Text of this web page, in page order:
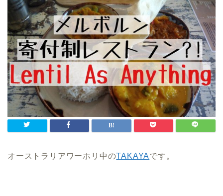
オーストラリアワーホリ中のTAKAYAです。